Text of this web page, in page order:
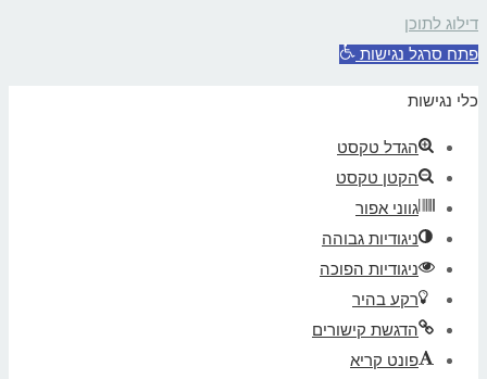
דילוג לתוכן
פתח סרגל נגישות
כלי נגישות
הגדל טקסט
הקטן טקסט
גווני אפור
ניגודיות גבוהה
ניגודיות הפוכה
רקע בהיר
הדגשת קישורים
פונט קריא